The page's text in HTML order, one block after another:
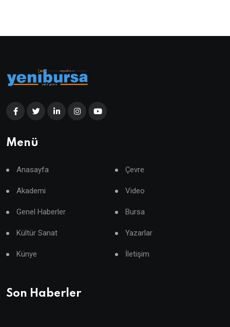
Menü
Anasayfa Çevre
Akademi Video
Genel Haberler Bursa
Kültür Sanat Yazarlar
Künye İletişim
Son Haberler